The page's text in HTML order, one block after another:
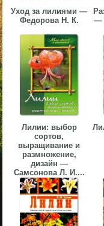
Уход за лилиями —
Федорова Н. К.
—
Лилии: выбор
сортов,
выращивание и
размножение,
дизайн —
Самсонова Л. И....
▼